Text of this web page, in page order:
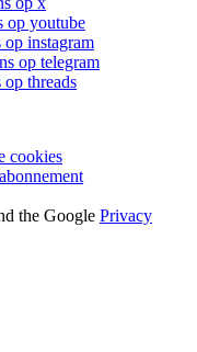
op youtube
op instagram
op telegram
threads
cookies
the Google Privacy